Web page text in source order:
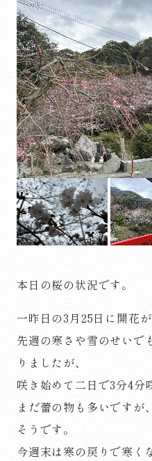
本日の桜の状況です。
一昨日の3月25日に開花
先週の寒さや雪のせいで
りましたが、
咲き始めて二日で3分4分
まだ蕾の物も多いですが
そうです。
今週末は寒の戻りで寒く